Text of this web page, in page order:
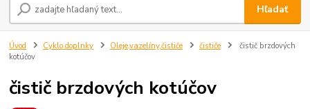
Hľadať
Úvod Cyklo doplnky Oleje,vazelíny,čističe čističe
čistič brzdových
kotúčov
čistič brzdových kotúčov